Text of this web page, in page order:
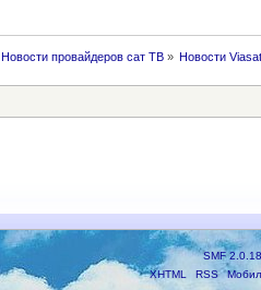
Новости провайдеров сат ТВ» Новости
SMF 2.0.18
XHTML
RSS